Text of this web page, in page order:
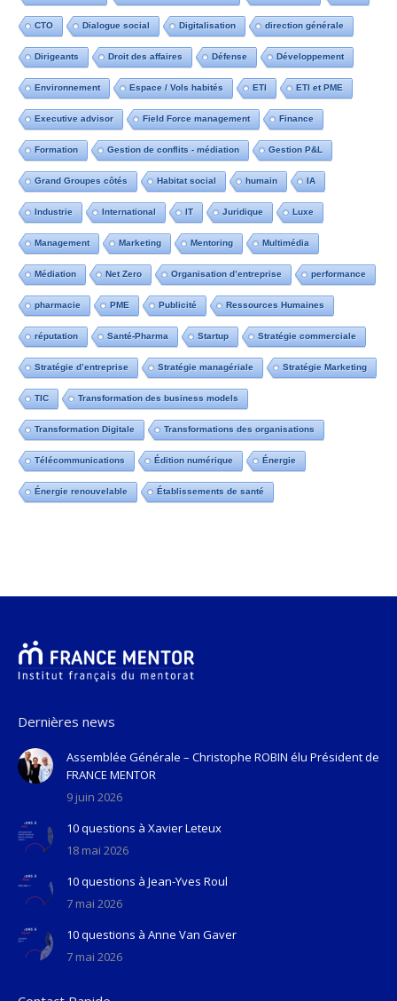
CTO Dialogue social Digitalisation direction générale
Dirigeants Droit des affaires Défense Développement
Environnement Espace / Vols habités ETI ETI et PME
Executive advisor Field Force management Finance
Formation Gestion de conflits - médiation Gestion P&L
Grand Groupes côtés Habitat social humain IA
Industrie International IT Juridique Luxe
Management Marketing Mentoring Multimédia
Médiation Net Zero Organisation d’entreprise performance
pharmacie PME Publicité Ressources Humaines
réputation Santé-Pharma Startup Stratégie commerciale
Stratégie d’entreprise Stratégie managériale Stratégie Marketing
TIC Transformation des business models
Transformation Digitale Transformations des organisations
Télécommunications Édition numérique Énergie
Énergie renouvelable Établissements de santé
Dernières news
Assemblée Générale – Christophe ROBIN élu Président de
FRANCE MENTOR
9 juin 2026
10 questions à Xavier Leteux
18 mai 2026
10 questions à Jean-Yves Roul
7 mai 2026
10 questions à Anne Van Gaver
7 mai 2026